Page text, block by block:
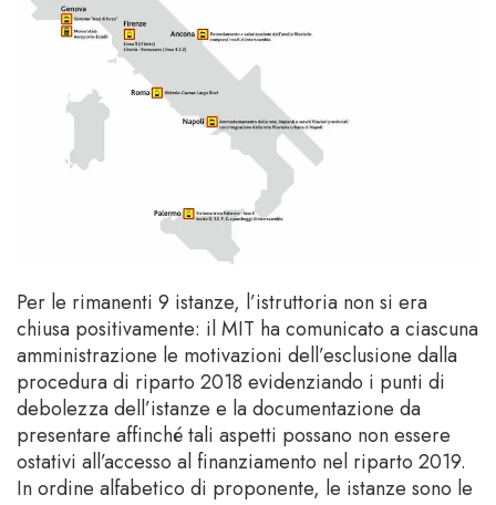
Per le rimanenti 9 istanze, l’istruttoria non si era
chiusa positivamente: il MIT ha comunicato a ciascuna
amministrazione le motivazioni dell’esclusione dalla
procedura di riparto 2018 evidenziando i punti di
debolezza dell’istanze e la documentazione da
presentare affinché tali aspetti possano non essere
ostativi all’accesso al finanziamento nel riparto 2019.
In ordine alfabetico di proponente, le istanze sono le